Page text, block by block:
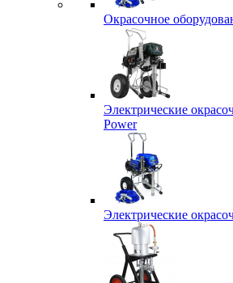
Окрасочное
Электрические
Power
Электрические